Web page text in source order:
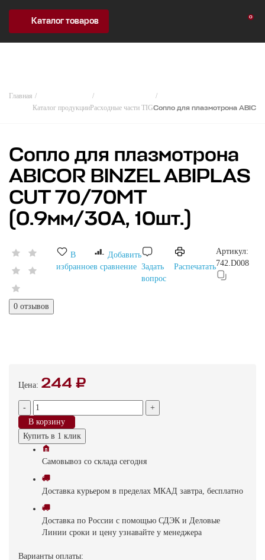
Каталог товаров
0
Главная
Каталог продукции Расходные части TIGСопло для плазмотрона
Сопло для плазмотрона
ABICOR BINZEL ABIPLAS
CUT 70/70МТ
(0.9мм/30А, 10шт.)
0 отзывов
В
избранное
Добавить
в сравнение Задать
вопрос
Распечатать
Артикул:
742.D008
Цена: 244 ₽
-
+
В корзину
Купить в 1 клик
Самовывоз со склада cегодня
Доставка курьером в пределах МКАД завтра, бесплатно
Доставка по России с помощью СДЭК и Деловые
Линии сроки и цену узнавайте у менеджера
Варианты оплаты: